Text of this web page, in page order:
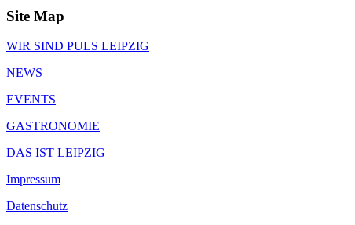
Site Map
WIR SIND PULS LEIPZIG
NEWS
EVENTS
GASTRONOMIE
DAS IST LEIPZIG
Impressum
Datenschutz